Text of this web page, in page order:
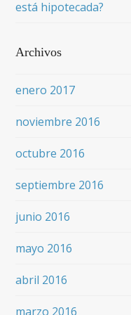
está hipotecada?
Archivos
enero 2017
noviembre 2016
octubre 2016
septiembre 2016
junio 2016
mayo 2016
abril 2016
marzo 2016